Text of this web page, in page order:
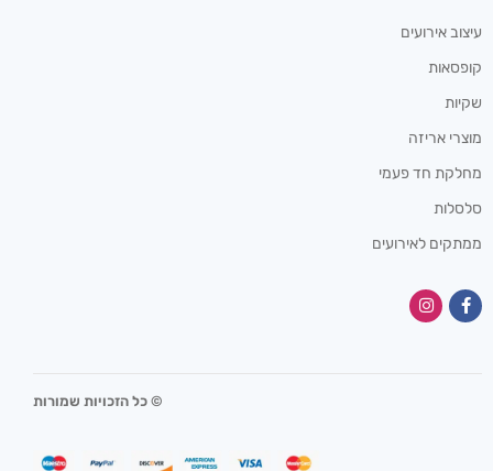
עיצוב אירועים
קופסאות
שקיות
מוצרי אריזה
מחלקת חד פעמי
סלסלות
ממתקים לאירועים
© כל הזכויות שמורות